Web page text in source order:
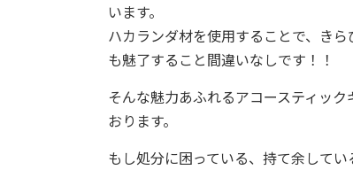
います。
ハカランダ材を使用することで、き
も魅了すること間違いなしです！！
そんな魅力あふれるアコースティッ
おります。
もし処分に困っている、持て余して